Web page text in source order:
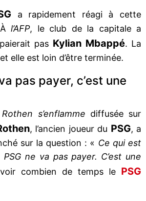
a rapidement réagi à cette
l’AFP, le club de la capitale a
pas Kylian Mbappé. La
elle est loin d’être terminée.
pas payer, c’est une
Rothen s’enflamme diffusée sur
, l’ancien joueur du PSG, a
sur la question : « Ce qui est
PSG ne va pas payer. C’est une
combien de temps le PSG